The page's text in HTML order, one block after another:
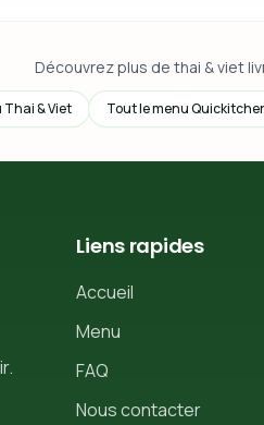
Découvrez plus de thai & viet
Thai & Viet Tout le menu
Liens rapides
Accueil
Menu
FAQ
Nous contacter